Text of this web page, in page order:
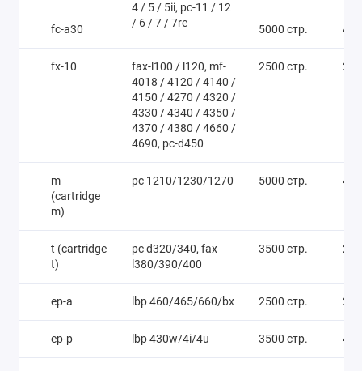
4 / 5 / 5ii, pc-11 / 12
/ 6 / 7 / 7re
fc-a30 5000 стр.
fx-10
fax-l100 / l120, mf-
4018 / 4120 / 4140 /
4150 / 4270 / 4320 /
4330 / 4340 / 4350 /
4370 / 4380 / 4660 /
4690, pc-d450
2500 стр.
m
(cartridge
m)
pc 1210/1230/1270 5000 стр.
t (cartridge
t)
pc d320/340, fax
l380/390/400
3500 стр.
ep-a lbp 460/465/660/bx 2500 стр.
ep-p lbp 430w/4i/4u 3500 стр.